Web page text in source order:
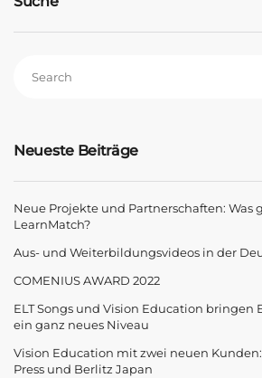
Neueste Beiträge
Neue Projekte und Partnerschaften: Was
LearnMatch?
Aus- und Weiterbildungsvideos in der
COMENIUS AWARD 2022
ELT Songs und Vision Education bringen
ein ganz neues Niveau
Vision Education mit zwei neuen
Press und Berlitz Japan